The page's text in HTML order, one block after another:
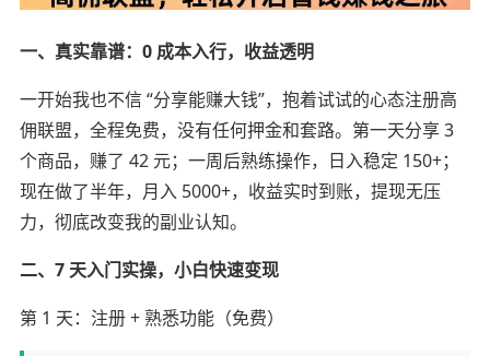
一、真实靠谱：0 成本入行，收益透明
一开始我也不信 “分享能赚大钱”，抱着试试的心态注册高
佣联盟，全程免费，没有任何押金和套路。第一天分享 3
个商品，赚了 42 元；一周后熟练操作，日入稳定 150+；
现在做了半年，月入 5000+，收益实时到账，提现无压
力，彻底改变我的副业认知。
二、7 天入门实操，小白快速变现
第 1 天：注册 + 熟悉功能（免费）